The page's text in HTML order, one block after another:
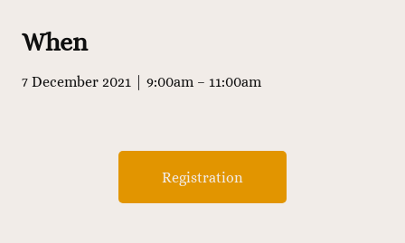
When
7 December 2021 | 9:00am – 11:00am
Registration